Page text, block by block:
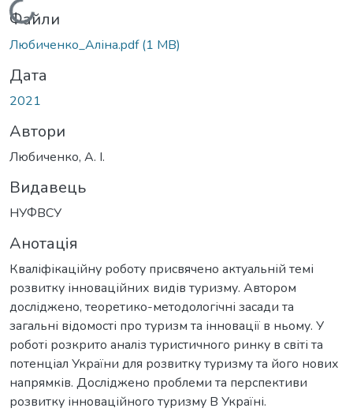
Вантажиться...
Файли
Любиченко_Аліна.pdf(1 MB)
Дата
2021
Автори
Любиченко, А. І.
Видавець
НУФВСУ
Анотація
Кваліфікаційну роботу присвячено актуальній темі
розвитку інноваційних видів туризму. Автором
досліджено, теоретико-методологічні засади та
загальні відомості про туризм та інновації в ньому. У
роботі розкрито аналіз туристичного ринку в світі та
потенціал України для розвитку туризму та його нових
напрямків. Досліджено проблеми та перспективи
розвитку інноваційного туризму В Україні.